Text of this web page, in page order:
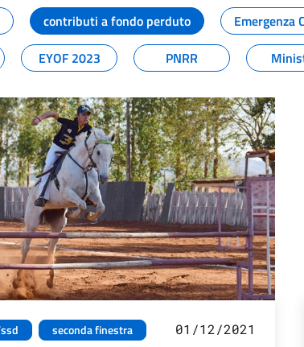
contributi a fondo perduto Emergenza
EYOF 2023 PNRR
seconda finestra
01/12/2021